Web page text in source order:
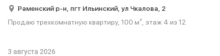
Раменский р-н, пгт Ильинский, ул Чкалова, 2
Продаю трехкомнатную квартиру, 100 м², этаж 4 из 12.
3 августа 2026